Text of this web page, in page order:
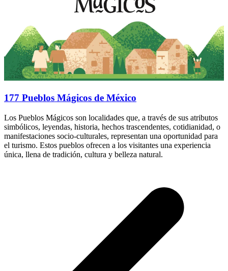
177 Pueblos Mágicos de México
Los Pueblos Mágicos son localidades que, a través de sus atributos
simbólicos, leyendas, historia, hechos trascendentes, cotidianidad, o
manifestaciones socio-culturales, representan una oportunidad para
el turismo. Estos pueblos ofrecen a los visitantes una experiencia
única, llena de tradición, cultura y belleza natural.